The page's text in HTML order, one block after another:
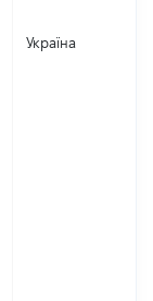
Україна